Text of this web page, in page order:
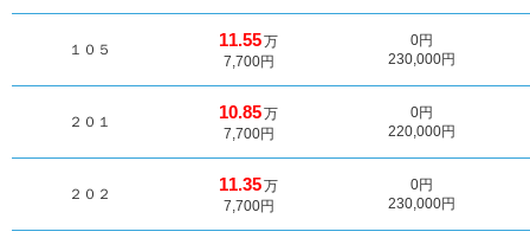
１０５ 11.55万
7,700円
0円
230,000円
２０１ 10.85万
7,700円
0円
220,000円
２０２ 11.35万
7,700円
0円
230,000円